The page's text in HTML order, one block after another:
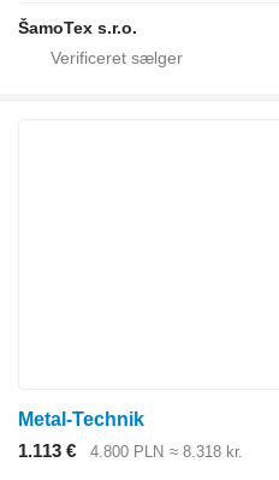
ŠamoTex s.r.o.
Metal-Technik
1.113 €
4.800 PLN ≈ 8.318 kr.